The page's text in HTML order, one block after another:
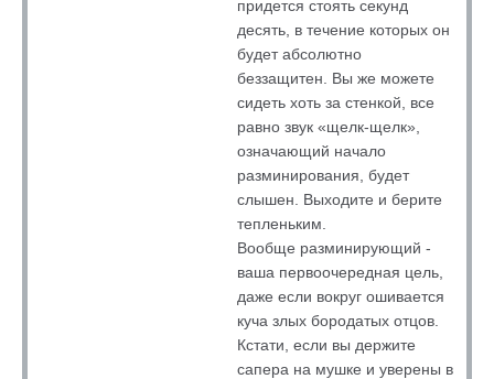
придется стоять секунд
десять, в течение которых он
будет абсолютно
беззащитен. Вы же можете
сидеть хоть за стенкой, все
равно звук «щелк-щелк»,
означающий начало
разминирования, будет
слышен. Выходите и берите
тепленьким.
Вообще разминирующий -
ваша первоочередная цель,
даже если вокруг ошивается
куча злых бородатых отцов.
Кстати, если вы держите
сапера на мушке и уверены в